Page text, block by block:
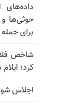
داده‌های
حوثی‌ها و
برای
کرد؛ ایلام با ۱۲۰.۶ درصد
اجلاس